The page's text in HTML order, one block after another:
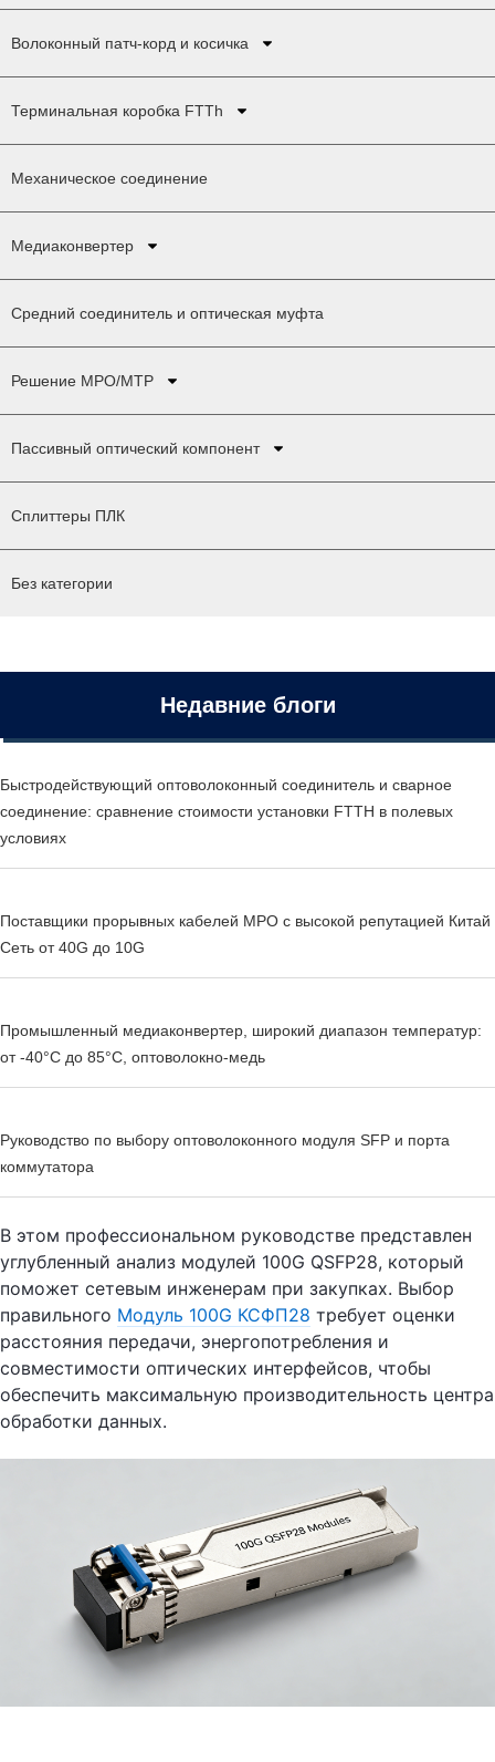
Волоконный патч-корд и косичка
Терминальная коробка FTTh
Механическое соединение
Медиаконвертер
Средний соединитель и оптическая муфта
Решение MPO/MTP
Пассивный оптический компонент
Сплиттеры ПЛК
Без категории
Недавние блоги
Быстродействующий оптоволоконный соединитель и сварное
соединение: сравнение стоимости установки FTTH в полевых
условиях
Поставщики прорывных кабелей MPO с высокой репутацией Китай
Сеть от 40G до 10G
Промышленный медиаконвертер, широкий диапазон температур:
от -40°C до 85°C, оптоволокно-медь
Руководство по выбору оптоволоконного модуля SFP и порта
коммутатора
В этом профессиональном руководстве представлен
углубленный анализ модулей 100G QSFP28, который
поможет сетевым инженерам при закупках. Выбор
правильного Модуль 100G КСФП28 требует оценки
расстояния передачи, энергопотребления и
совместимости оптических интерфейсов, чтобы
обеспечить максимальную производительность центра
обработки данных.